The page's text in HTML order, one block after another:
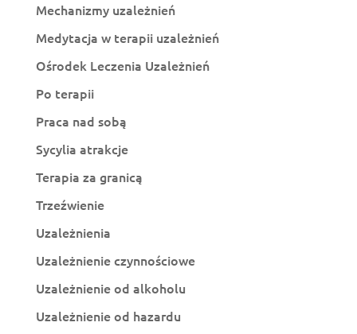
Mechanizmy uzależnień
Medytacja w terapii uzależnień
Ośrodek Leczenia Uzależnień
Po terapii
Praca nad sobą
Sycylia atrakcje
Terapia za granicą
Trzeźwienie
Uzależnienia
Uzależnienie czynnościowe
Uzależnienie od alkoholu
Uzależnienie od hazardu